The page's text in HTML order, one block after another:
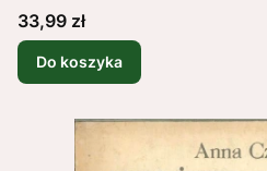
Cena
33,99 zł
Do koszyka